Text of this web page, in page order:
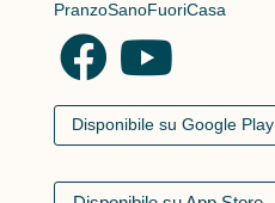
PranzoSanoFuoriCasa
Disponibile su Google Play